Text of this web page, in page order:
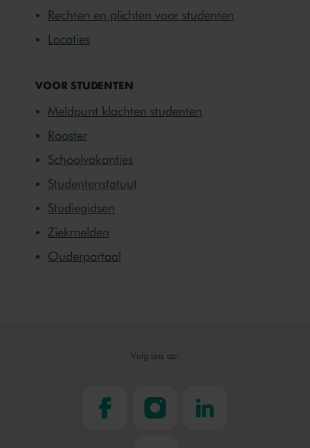
Rechten en plichten voor studenten
Locaties
VOOR STUDENTEN
Meldpunt klachten studenten
Rooster
Schoolvakanties
Studentenstatuut
Studiegidsen
Ziekmelden
Ouderportaal
Volg ons op:
facebook instagram linkedin